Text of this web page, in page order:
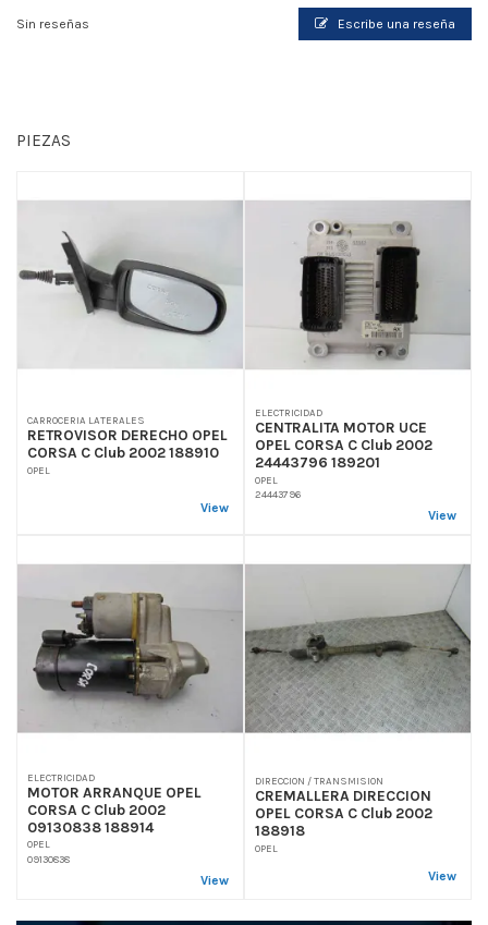
Sin reseñas Escribe una reseña
PIEZAS
CARROCERIA LATERALES
RETROVISOR DERECHO OPEL
CORSA C Club 2002 188910
OPEL
View
ELECTRICIDAD
CENTRALITA MOTOR UCE
OPEL CORSA C Club 2002
24443796 189201
OPEL
24443796
View
ELECTRICIDAD
MOTOR ARRANQUE OPEL
CORSA C Club 2002
09130838 188914
OPEL
09130838
View
DIRECCION / TRANSMISION
CREMALLERA DIRECCION
OPEL CORSA C Club 2002
188918
OPEL
View